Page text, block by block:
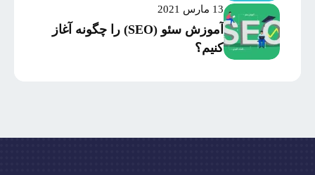
اساس میزان موفقیت و
سرمایه‌گذاری
13 مارس 2021
آموزش سئو (SEO) را چگونه آغاز
کنیم؟